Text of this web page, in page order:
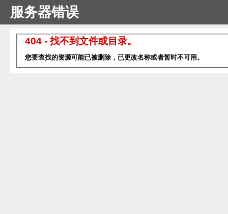
服务器错误
404 - 找不到文件或目录。
您要查找的资源可能已被删除，已更改名称或者暂时不可用。